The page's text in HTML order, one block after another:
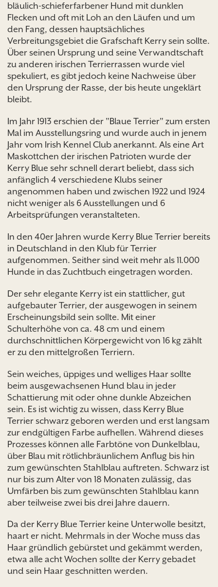
bläulich-schieferfarbener Hund mit dunklen
Flecken und oft mit Loh an den Läufen und um
den Fang, dessen hauptsächliches
Verbreitungsgebiet die Grafschaft Kerry sein sollte.
Über seinen Ursprung und seine Verwandtschaft
zu anderen irischen Terrierrassen wurde viel
spekuliert, es gibt jedoch keine Nachweise über
den Ursprung der Rasse, der bis heute ungeklärt
bleibt.
Im Jahr 1913 erschien der "Blaue Terrier" zum ersten
Mal im Ausstellungsring und wurde auch in jenem
Jahr vom Irish Kennel Club anerkannt. Als eine Art
Maskottchen der irischen Patrioten wurde der
Kerry Blue sehr schnell derart beliebt, dass sich
anfänglich 4 verschiedene Klubs seiner
angenommen haben und zwischen 1922 und 1924
nicht weniger als 6 Ausstellungen und 6
Arbeitsprüfungen veranstalteten.
In den 40er Jahren wurde Kerry Blue Terrier bereits
in Deutschland in den Klub für Terrier
aufgenommen. Seither sind weit mehr als 11.000
Hunde in das Zuchtbuch eingetragen worden.
Der sehr elegante Kerry ist ein stattlicher, gut
aufgebauter Terrier, der ausgewogen in seinem
Erscheinungsbild sein sollte. Mit einer
Schulterhöhe von ca. 48 cm und einem
durchschnittlichen Körpergewicht von 16 kg zählt
er zu den mittelgroßen Terriern.
Sein weiches, üppiges und welliges Haar sollte
beim ausgewachsenen Hund blau in jeder
Schattierung mit oder ohne dunkle Abzeichen
sein. Es ist wichtig zu wissen, dass Kerry Blue
Terrier schwarz geboren werden und erst langsam
zur endgültigen Farbe aufhellen. Während dieses
Prozesses können alle Farbtöne von Dunkelblau,
über Blau mit rötlichbräunlichem Anflug bis hin
zum gewünschten Stahlblau auftreten. Schwarz ist
nur bis zum Alter von 18 Monaten zulässig, das
Umfärben bis zum gewünschten Stahlblau kann
aber teilweise zwei bis drei Jahre dauern.
Da der Kerry Blue Terrier keine Unterwolle besitzt,
haart er nicht. Mehrmals in der Woche muss das
Haar gründlich gebürstet und gekämmt werden,
etwa alle acht Wochen sollte der Kerry gebadet
und sein Haar geschnitten werden.